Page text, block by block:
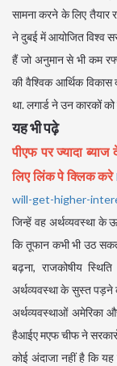
सामना करने के लिए तैयार
ने दुबई में आयोजित विश्व
हैं जो अनुमान से भी कम
की वैश्विक आर्थिक विकास
था. लगार्ड ने उन कारकों
यह भी पढ़े
पीएफ पर ज्यादा
लिए लिंक पे क्लिक करे
will-get-higher-
जिन्हें वह अर्थव्यवस्था के
कि तूफान कभी भी उठ
बढ़ना, राजकोषीय
अर्थव्यवस्था के सुस्त पड़ने
अर्थव्यवस्थाओं अमेरिका
हैआईए मएफ चीफ ने
कोई अंदाजा नहीं है कि